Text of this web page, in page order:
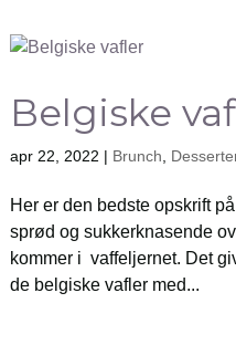
Belgiske
apr 22, 2022 | Brunch
Her er den bedste opskrift
sprød og sukkerknasende
kommer i vaffeljernet. Det
de belgiske vafler med...